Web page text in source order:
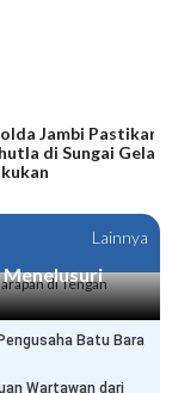
Jambi Pastikan
di Sungai
Lainnya
Menelusuri
Batu Bara
Wartawan dari